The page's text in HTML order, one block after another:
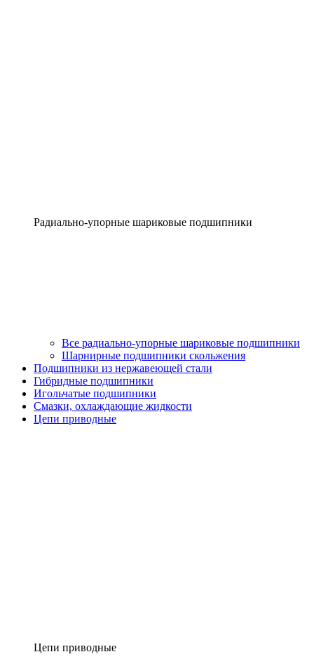
Радиально-упорные шариковые подшипники
Все радиально-упорные шариковые подшипники
Шарнирные подшипники скольжения
Подшипники из нержавеющей стали
Гибридные подшипники
Игольчатые подшипники
Смазки, охлаждающие жидкости
Цепи приводные
Цепи приводные